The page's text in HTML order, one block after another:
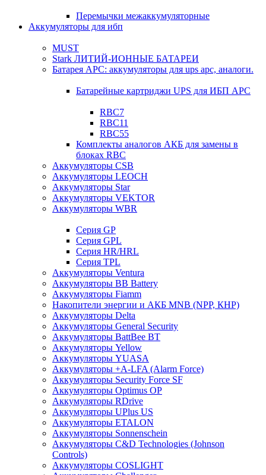
Перемычки межаккумуляторные
Аккумуляторы для ибп
MUST
Stark ЛИТИЙ-ИОННЫЕ БАТАРЕИ
Батарея APC: аккумуляторы для ups apc, аналоги.
Батарейные картриджи UPS для ИБП APC
RBC7
RBC11
RBC55
Комплекты аналогов АКБ для замены в
блоках RBC
Аккумуляторы CSB
Аккумуляторы LEOCH
Аккумуляторы Star
Аккумуляторы VEKTOR
Аккумуляторы WBR
Cерия GP
Серия GPL
Серия HR/HRL
Серия TPL
Аккумуляторы Ventura
Аккумуляторы BB Battery
Аккумуляторы Fiamm
Накопители энергии и АКБ MNB (NPP, КНР)
Аккумуляторы Delta
Аккумуляторы General Security
Аккумуляторы BattBee BT
Аккумуляторы Yellow
Аккумуляторы YUASA
Аккумуляторы +A-LFA (Alarm Force)
Аккумуляторы Security Force SF
Аккумуляторы Optimus OP
Аккумуляторы RDrive
Аккумуляторы UPlus US
Аккумуляторы ETALON
Аккумуляторы Sonnenschein
Аккумуляторы С&D Technologies (Johnson
Controls)
Аккумуляторы COSLIGHT